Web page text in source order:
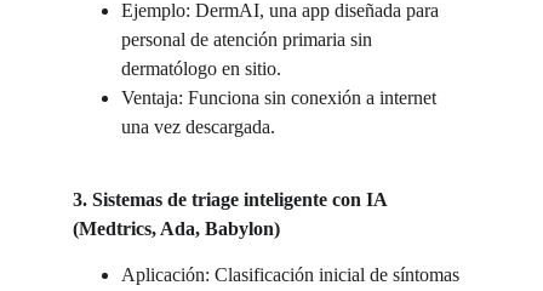
Ejemplo: DermAI, una app diseñada para
personal de atención primaria sin
dermatólogo en sitio.
Ventaja: Funciona sin conexión a internet
una vez descargada.
3. Sistemas de triage inteligente con IA
(Medtrics, Ada, Babylon)
Aplicación: Clasificación inicial de síntomas